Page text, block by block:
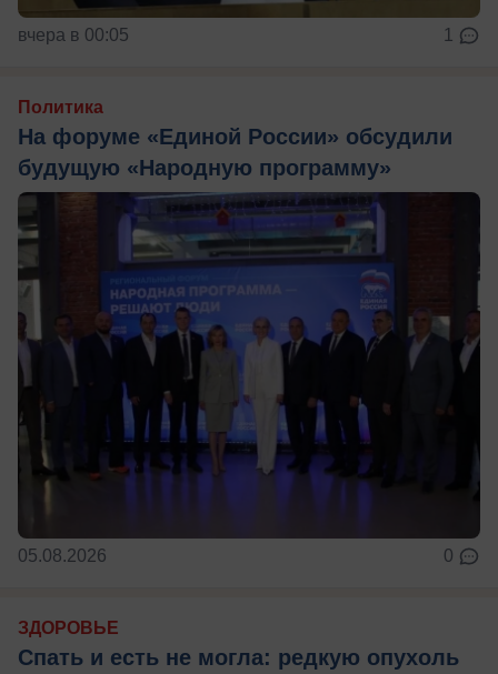
вчера в 00:05 1
Политика
На форуме «Единой России» обсудили
будущую «Народную программу»
05.08.2026 0
ЗДОРОВЬЕ
Спать и есть не могла: редкую опухоль